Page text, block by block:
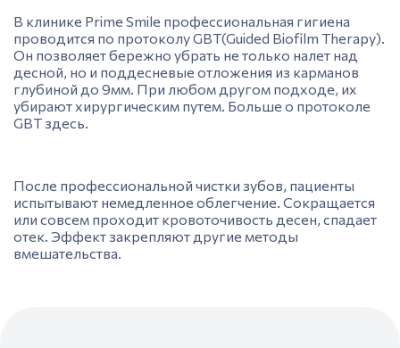
В клинике Prime Smile профессиональная гигиена
проводится по протоколу GBT(Guided Biofilm Therapy).
Он позволяет бережно убрать не только налет над
десной, но и поддесневые отложения из карманов
глубиной до 9мм. При любом другом подходе, их
убирают хирургическим путем. Больше о протоколе
GBT здесь.
После профессиональной чистки зубов, пациенты
испытывают немедленное облегчение. Сокращается
или совсем проходит кровоточивость десен, спадает
отек. Эффект закрепляют другие методы
вмешательства.